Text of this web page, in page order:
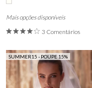
Mais opções disponíveis
3 Comentários
SUMMER15 - POUPE 15%